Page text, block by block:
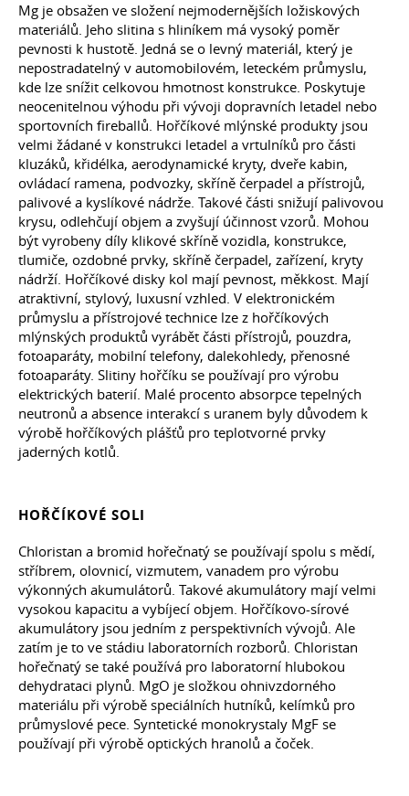
Mg je obsažen ve složení nejmodernějších ložiskových
materiálů. Jeho slitina s hliníkem má vysoký poměr
pevnosti k hustotě. Jedná se o levný materiál, který je
nepostradatelný v automobilovém, leteckém průmyslu,
kde lze snížit celkovou hmotnost konstrukce. Poskytuje
neocenitelnou výhodu při vývoji dopravních letadel nebo
sportovních fireballů. Hořčíkové mlýnské produkty jsou
velmi žádané v konstrukci letadel a vrtulníků pro části
kluzáků, křidélka, aerodynamické kryty, dveře kabin,
ovládací ramena, podvozky, skříně čerpadel a přístrojů,
palivové a kyslíkové nádrže. Takové části snižují palivovou
krysu, odlehčují objem a zvyšují účinnost vzorů. Mohou
být vyrobeny díly klikové skříně vozidla, konstrukce,
tlumiče, ozdobné prvky, skříně čerpadel, zařízení, kryty
nádrží. Hořčíkové disky kol mají pevnost, měkkost. Mají
atraktivní, stylový, luxusní vzhled. V elektronickém
průmyslu a přístrojové technice lze z hořčíkových
mlýnských produktů vyrábět části přístrojů, pouzdra,
fotoaparáty, mobilní telefony, dalekohledy, přenosné
fotoaparáty. Slitiny hořčíku se používají pro výrobu
elektrických baterií. Malé procento absorpce tepelných
neutronů a absence interakcí s uranem byly důvodem k
výrobě hořčíkových plášťů pro teplotvorné prvky
jaderných kotlů.
HOŘČÍKOVÉ SOLI
Chloristan a bromid hořečnatý se používají spolu s mědí,
stříbrem, olovnicí, vizmutem, vanadem pro výrobu
výkonných akumulátorů. Takové akumulátory mají velmi
vysokou kapacitu a vybíjecí objem. Hořčíkovo-sírové
akumulátory jsou jedním z perspektivních vývojů. Ale
zatím je to ve stádiu laboratorních rozborů. Chloristan
hořečnatý se také používá pro laboratorní hlubokou
dehydrataci plynů. MgO je složkou ohnivzdorného
materiálu při výrobě speciálních hutníků, kelímků pro
průmyslové pece. Syntetické monokrystaly MgF se
používají při výrobě optických hranolů a čoček.